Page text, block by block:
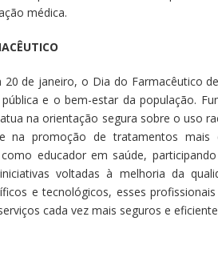
médica.
20 de janeiro, o Dia do Farmacêutico
e o bem-estar da população.
na orientação segura sobre o uso
na promoção de tratamentos
educador em saúde,
voltadas à melhoria da
e tecnológicos, esses
cada vez mais seguros e